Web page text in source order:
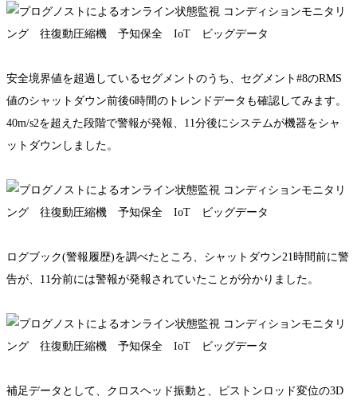
安全境界値を超過しているセグメントのうち、セグメント#8のRMS
値のシャットダウン前後6時間のトレンドデータも確認してみます。
40m/s2を超えた段階で警報が発報、11分後にシステムが機器をシャ
ットダウンしました。
ログブック(警報履歴)を調べたところ、シャットダウン21時間前に警
告が、11分前には警報が発報されていたことが分かりました。
補足データとして、クロスヘッド振動と、ピストンロッド変位の3D